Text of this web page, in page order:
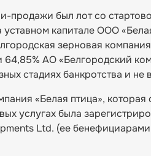
продажи был лот со
уставном капитале ООО
зерновая
64,85% АО «Белгородский
стадиях банкротства и
«Белая птица»,
услугах была
Ltd. (ее